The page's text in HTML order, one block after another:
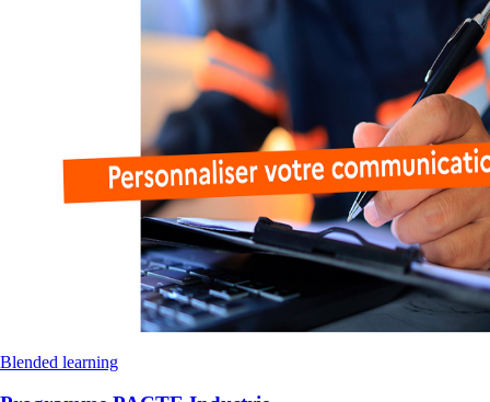
Blended learning